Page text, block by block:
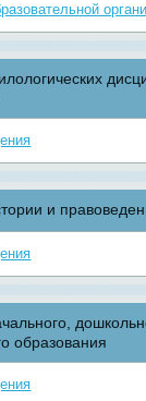
и
образования